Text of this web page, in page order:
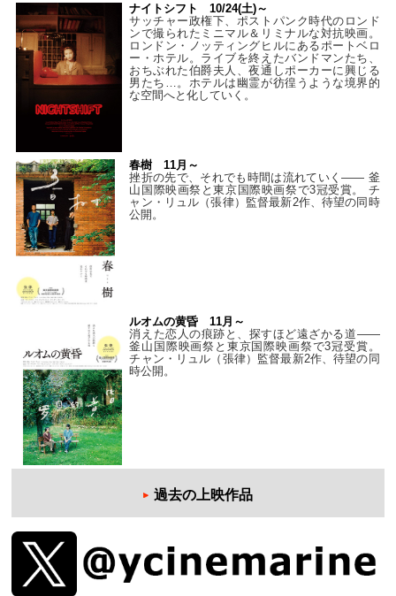
ナイトシフト 10/24(土)～
サッチャー政権下、ポストパンク時代のロンド
ンで撮られたミニマル＆リミナルな対抗映画。
ロンドン・ノッティングヒルにあるポートベロ
ー・ホテル。ライブを終えたバンドマンたち、
おちぶれた伯爵夫人、夜通しポーカーに興じる
男たち…。ホテルは幽霊が彷徨うような境界的
な空間へと化していく。
春樹 11月～
挫折の先で、それでも時間は流れていく—— 釜
山国際映画祭と東京国際映画祭で3冠受賞。 チ
ャン・リュル（張律）監督最新2作、待望の同時
公開。
ルオムの黄昏 11月～
消えた恋人の痕跡と、探すほど遠ざかる道——
釜山国際映画祭と東京国際映画祭で3冠受賞。
チャン・リュル（張律）監督最新2作、待望の同
時公開。
過去の上映作品